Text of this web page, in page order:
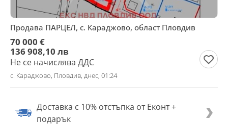
Продава ПАРЦЕЛ, с. Караджово, област Пловдив
70 000 €
136 908,10 лв
Не се начислява ДДС
с. Караджово, Пловдив, днес, 01:24
Доставка с 10% отстъпка от Еконт +
подарък